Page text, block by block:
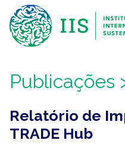
Publicações
Relatório de
TRADE Hub